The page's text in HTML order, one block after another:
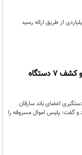
انتظامی کردستان از کشف پرونده کلاهبرداری 10 ميلياردی از طريق ارائه رسيد
دستگیری اعضای باند سارق حرفه‌ای خودرو و کشف ۷ دستگاه
اعضای باند سارقان
خبر داد و گفت: پلیس اموال مسروقه را